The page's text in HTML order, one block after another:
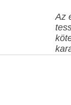
Az